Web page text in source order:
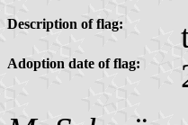
Description of flag:
Adoption date of flag: